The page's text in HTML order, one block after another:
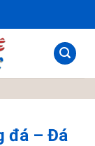
đá – Đá